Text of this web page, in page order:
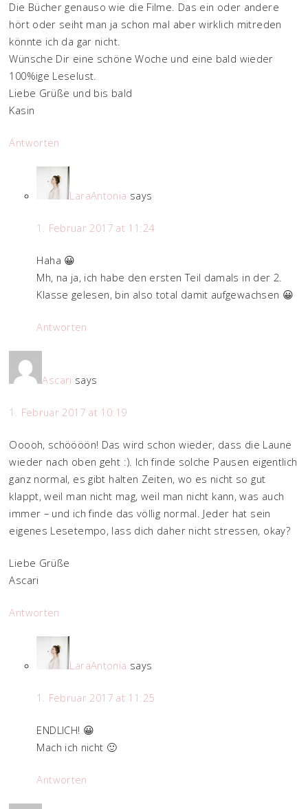
Die Bücher genauso wie die Filme. Das ein oder andere
hört oder seiht man ja schon mal aber wirklich mitreden
könnte ich da gar nicht.
Wünsche Dir eine schöne Woche und eine bald wieder
100%ige Leselust.
Liebe Grüße und bis bald
Kasin
Antworten
LaraAntonia says
1. Februar 2017 at 11:24
Haha 😀
Mh, na ja, ich habe den ersten Teil damals in der 2.
Klasse gelesen, bin also total damit aufgewachsen 😀
Antworten
Ascari says
1. Februar 2017 at 10:19
Ooooh, schöööön! Das wird schon wieder, dass die Laune
wieder nach oben geht :). Ich finde solche Pausen eigentlich
ganz normal, es gibt halten Zeiten, wo es nicht so gut
klappt, weil man nicht mag, weil man nicht kann, was auch
immer – und ich finde das völlig normal. Jeder hat sein
eigenes Lesetempo, lass dich daher nicht stressen, okay?
Liebe Grüße
Ascari
Antworten
LaraAntonia says
1. Februar 2017 at 11:25
ENDLICH! 😀
Mach ich nicht 🙂
Antworten